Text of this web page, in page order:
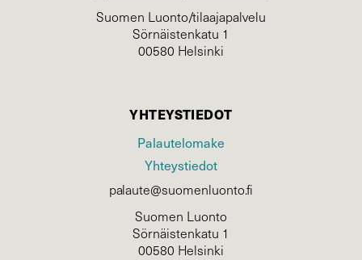
Suomen Luonto/tilaajapalvelu
Sörnäistenkatu 1
00580 Helsinki
YHTEYSTIEDOT
Palautelomake
Yhteystiedot
palaute@suomenluonto.fi
Suomen Luonto
Sörnäistenkatu 1
00580 Helsinki